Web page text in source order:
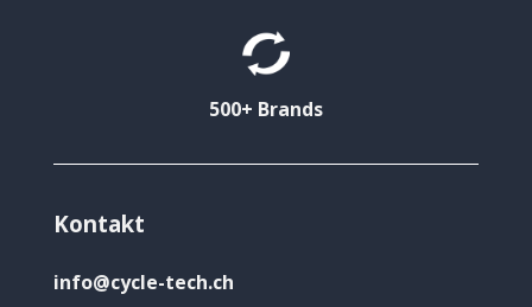
500+ Brands
Kontakt
info@cycle-tech.ch